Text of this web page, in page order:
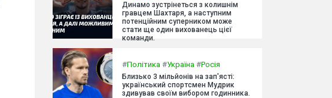
Динамо зустрінеться з колишнім
гравцем Шахтаря, а наступним
потенційним суперником може
стати ще один вихованець цієї
команди.
#Політика #Україна #Росія
Близько 3 мільйонів на зап'ясті:
український спортсмен Мудрик
здивував своїм вибором годинника.